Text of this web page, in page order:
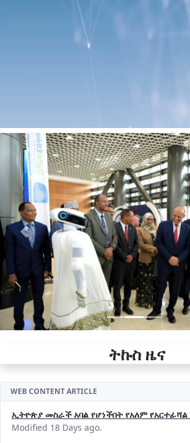
Previous
ትኩስ ዜና
WEB CONTENT ARTICLE
ኢትዮጵያ መስራች አባል የሆነችበት የአለም
Modified 18 Days ago.